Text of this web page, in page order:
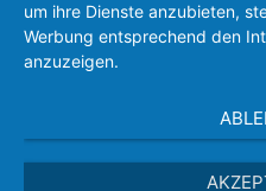
um ihre Dienste anzubieten,
Werbung entsprechend den
anzuzeigen.